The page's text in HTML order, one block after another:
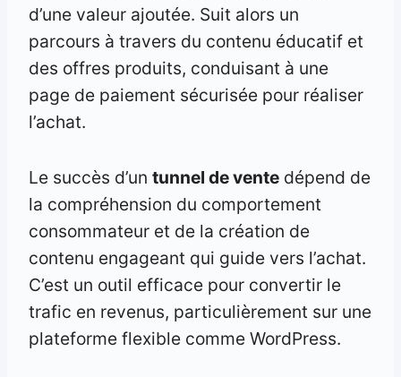
d’une valeur ajoutée. Suit alors un
parcours à travers du contenu éducatif et
des offres produits, conduisant à une
page de paiement sécurisée pour réaliser
l’achat.
Le succès d’un tunnel de vente dépend de
la compréhension du comportement
consommateur et de la création de
contenu engageant qui guide vers l’achat.
C’est un outil efficace pour convertir le
trafic en revenus, particulièrement sur une
plateforme flexible comme WordPress.